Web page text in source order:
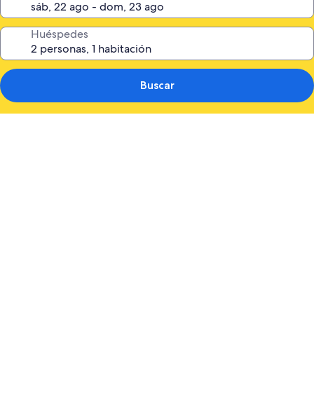
Huéspedes
Buscar